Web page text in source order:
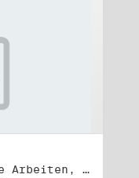
Titel: Wissenschaftliche Arbeiten, Studien und Manuskripte Dritter (2)